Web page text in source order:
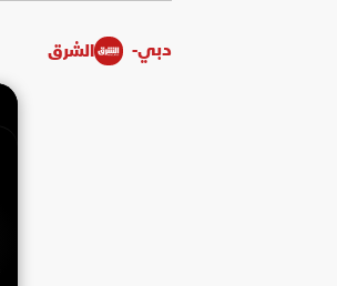
دبي- الشرق